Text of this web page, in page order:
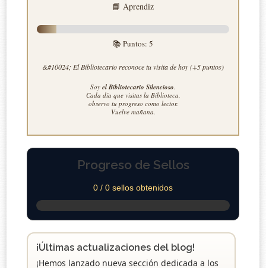
📘 Aprendiz
📚 Puntos: 5
&#10024; El Bibliotecario reconoce tu visita de hoy (+5 puntos)
Soy el Bibliotecario Silencioso
Cada día que visitas la Biblioteca,
observo tu progreso como lector.
Vuelve mañana.
Progreso de Sellos
0 / 0 sellos obtenidos
¡Últimas actualizaciones del blog!
¡Hemos lanzado nueva sección dedicada a los